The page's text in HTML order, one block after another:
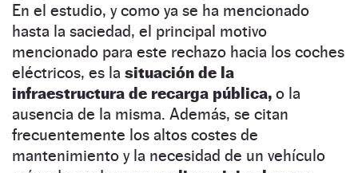
En el estudio, y como ya se ha mencionado
hasta la saciedad, el principal motivo
mencionado para este rechazo hacia los coches
eléctricos, es la situación de la
infraestructura de recarga pública, o la
ausencia de la misma. Además, se citan
frecuentemente los altos costes de
mantenimiento y la necesidad de un vehículo